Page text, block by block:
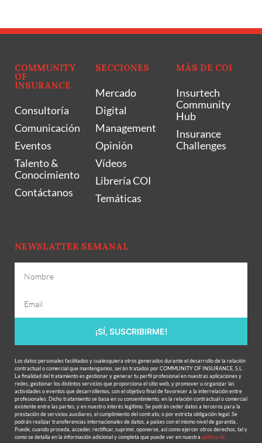
COMMUNITY
OF
INSURANCE
Consultoría
Comunicación
Eventos
Talento &
Conocimiento
Contáctanos
SECCIONES
Mercado
Digital
Management
Opinión
Vídeos
Librería COI
Temáticas
MÁS DE COI
Insurtech
Community
Hub
Insurance
Challenges
NEWSLATTER SEMANAL
¡SÍ, SUSCRIBIRME!
Los datos personales facilitados y cualesquiera otros generados durante el desarrollo de la relación
contractual o comercial que mantengamos, serán tratados por COMMUNITY OF INSURANCE, S.L.
La finalidad del tratamiento es gestionar y generar tu perfil profesional en nuestras aplicaciones y
redes, gestionar los distintos servicios que proporciona el sitio web, y promover u organizar las
actividades o eventos que desarrollemos, con el objetivo final de favorecer a la interrelación entre
profesionales. Dicho tratamiento se basa en su consentimiento, en la relación contractual o comercial
existente entre las partes, y en nuestro interés legítimo. Se podrán ceder datos a terceros para la
prestación de servicios auxiliares, el cumplimiento del contrato, o por estricta obligación legal. Se
podrán realizar transferencias internacionales de datos, a países con el mismo nivel de garantía..
Puede, cuando proceda, acceder, rectificar, suprimir, oponerse, así como ejercer otros derechos, tal y
como se detalla en la información adicional y completa que puede ver en nuestra política de